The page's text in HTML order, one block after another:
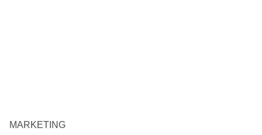
MARKETING